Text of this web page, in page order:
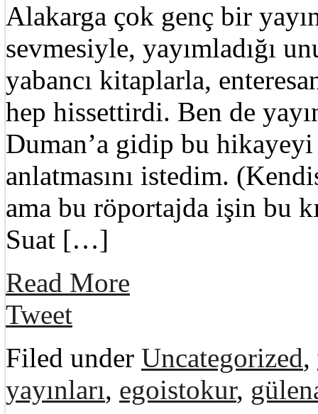
Alakarga çok genç bir
sevmesiyle, yayımladığı
yabancı kitaplarla,
hep hissettirdi. Ben de
Duman’a gidip bu
anlatmasını istedim.
ama bu röportajda işin bu
Suat […]
Read More
Tweet
Filed under Uncategorized,
yayınları, egoistokur,